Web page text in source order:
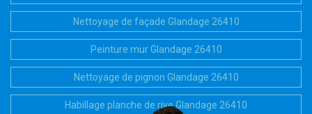
Nettoyage de façade Glandage 26410
Peinture mur Glandage 26410
Nettoyage de pignon Glandage 26410
Habillage planche de rive Glandage 26410